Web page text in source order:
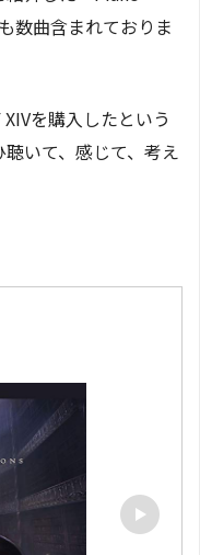
数曲含まれておりま
を購入したという
いて、感じて、考え